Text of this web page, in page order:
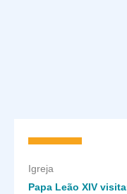
Igreja
Papa Leão XIV